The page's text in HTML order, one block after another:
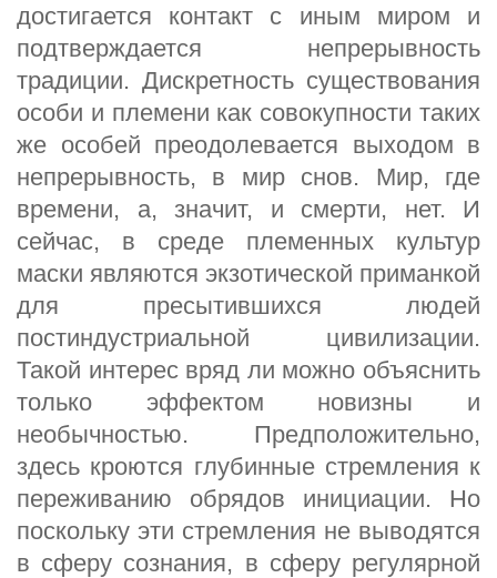
достигается контакт с иным миром и
подтверждается непрерывность
традиции. Дискретность существования
особи и племени как совокупности таких
же особей преодолевается выходом в
непрерывность, в мир снов. Мир, где
времени, а, значит, и смерти, нет. И
сейчас, в среде племенных культур
маски являются экзотической приманкой
для пресытившихся людей
постиндустриальной цивилизации.
Такой интерес вряд ли можно объяснить
только эффектом новизны и
необычностью. Предположительно,
здесь кроются глубинные стремления к
переживанию обрядов инициации. Но
поскольку эти стремления не выводятся
в сферу сознания, в сферу регулярной